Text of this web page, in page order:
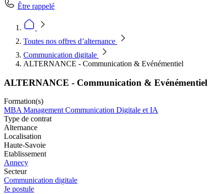
Être rappelé
Toutes nos offres d’alternance
Communication digitale
ALTERNANCE - Communication & Evénémentiel
ALTERNANCE - Communication & Evénémentiel
Formation(s)
MBA Management Communication Digitale et IA
Type de contrat
Alternance
Localisation
Haute-Savoie
Etablissement
Annecy
Secteur
Communication digitale
Je postule